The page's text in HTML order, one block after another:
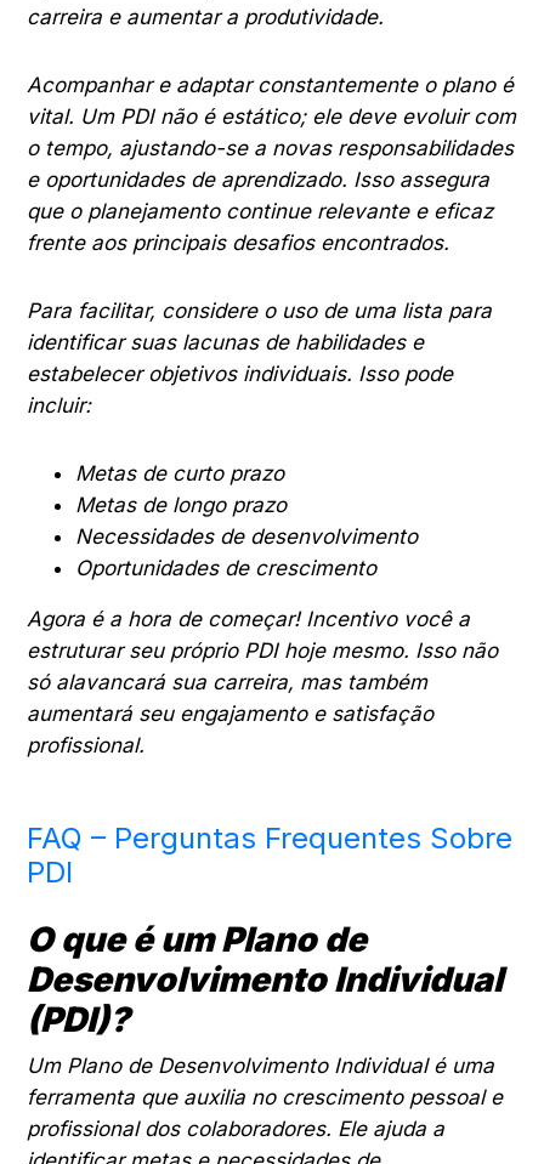
carreira e aumentar a produtividade.
Acompanhar e adaptar constantemente o plano é
vital. Um PDI não é estático; ele deve evoluir com
o tempo, ajustando-se a novas responsabilidades
e oportunidades de aprendizado. Isso assegura
que o planejamento continue relevante e eficaz
frente aos principais desafios encontrados.
Para facilitar, considere o uso de uma lista para
identificar suas lacunas de habilidades e
estabelecer objetivos individuais. Isso pode
incluir:
Metas de curto prazo
Metas de longo prazo
Necessidades de desenvolvimento
Oportunidades de crescimento
Agora é a hora de começar! Incentivo você a
estruturar seu próprio PDI hoje mesmo. Isso não
só alavancará sua carreira, mas também
aumentará seu engajamento e satisfação
profissional.
FAQ – Perguntas Frequentes Sobre
PDI
O que é um Plano de
Desenvolvimento Individual
(PDI)?
Um Plano de Desenvolvimento Individual é uma
ferramenta que auxilia no crescimento pessoal e
profissional dos colaboradores. Ele ajuda a